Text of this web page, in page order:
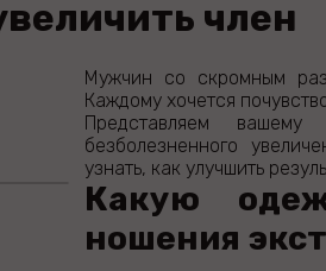
член
Мужчин со скромным
Каждому хочется
Представляем
безболезненного
узнать, как улучшить
Какую
ношения